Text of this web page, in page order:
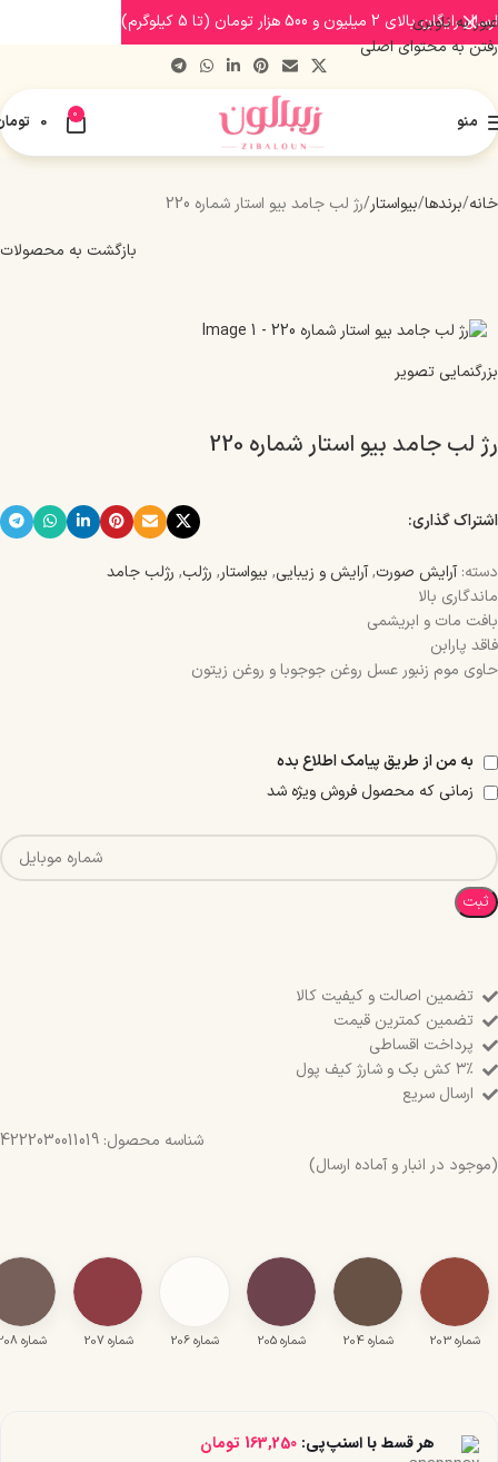
عبور به ناوبری
رفتن به محتوای اصلی
منو 0
0
خانه برندها بیواستار رژ لب جامد بیو استار شماره 220
بازگشت به محصولات
بزرگنمایی تصویر
رژ لب جامد بیو استار شماره 220
اشتراک گذاری:
دسته: آرایش صورت,آرایش و زیبایی, بیواستار, رژلب, رژلب جامد
ماندگاری بالا
بافت مات و ابریشمی
فاقد پارابن
حاوی موم زنبور عسل روغن جوجوبا و روغن زیتون
به من از طریق پیامک اطلاع بده
زمانی که محصول فروش ویژه شد
ثبت
تضمین اصالت و کیفیت کالا
تضمین کمترین قیمت
پرداخت اقساطی
۳٪ کش بک و شارژ کیف پول
ارسال سریع
شناسه محصول: 4222030011019
(موجود در انبار و آماده ارسال)
شماره 203 شماره 204 شماره 205 شماره 206 شماره 207 شماره 208
هر قسط با اسنپ‌پی: 163,250 تومان
ارسال رایگان بالای 2 میلیون و 500 هزار تومان (تا 5 کیلوگرم)